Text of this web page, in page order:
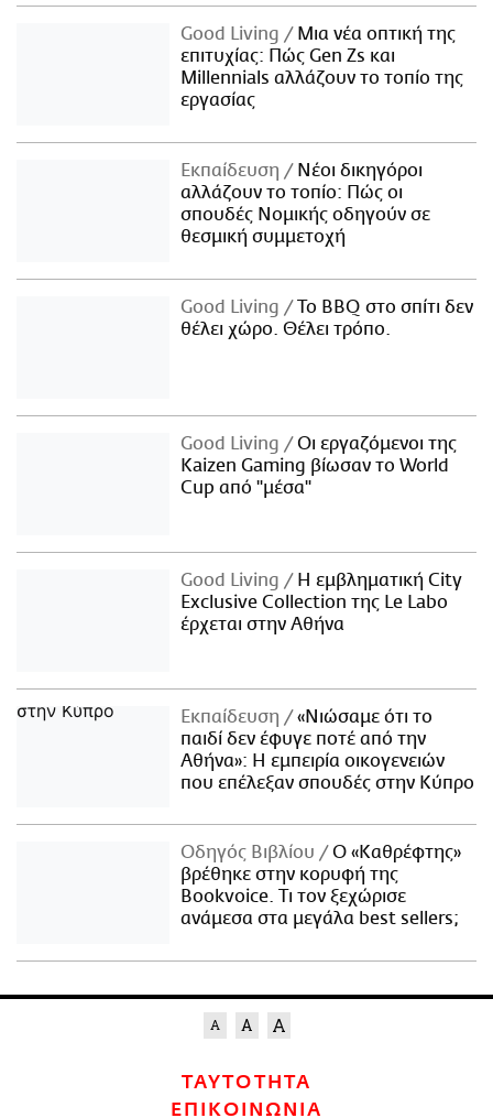
Good Living
Μια νέα οπτική της
επιτυχίας: Πώς Gen Zs και
Millennials αλλάζουν το τοπίο της
εργασίας
Εκπαίδευση
Νέοι δικηγόροι
αλλάζουν το τοπίο: Πώς οι
σπουδές Νομικής οδηγούν σε
θεσμική συμμετοχή
Good Living
Το BBQ στο σπίτι δεν
θέλει χώρο. Θέλει τρόπο.
Good Living
Οι εργαζόμενοι της
Kaizen Gaming βίωσαν το World
Cup από "μέσα"
Good Living
Η εμβληματική City
Exclusive Collection της Le Labo
έρχεται στην Αθήνα
Εκπαίδευση
«Νιώσαμε ότι το
παιδί δεν έφυγε ποτέ από την
Αθήνα»: Η εμπειρία οικογενειών
που επέλεξαν σπουδές στην Κύπρο
Οδηγός Βιβλίου
Ο «Καθρέφτης»
βρέθηκε στην κορυφή της
Bookvoice. Τι τον ξεχώρισε
ανάμεσα στα μεγάλα best sellers;
ΤΑΥΤΟΤΗΤΑ
ΕΠΙΚΟΙΝΩΝΙΑ